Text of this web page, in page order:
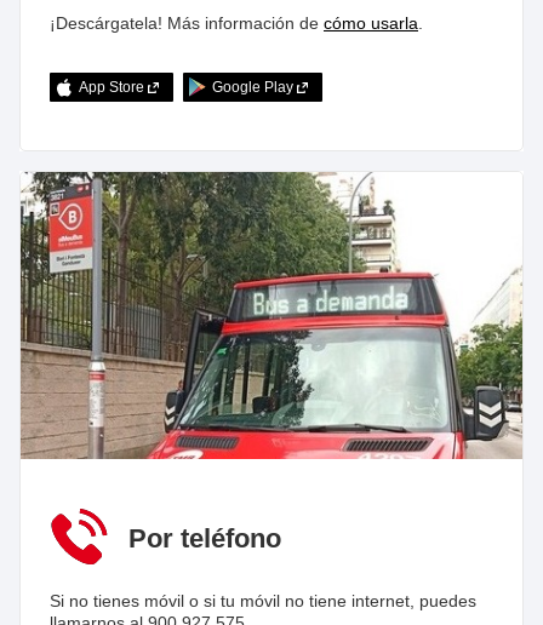
¡Descárgatela! Más información de cómo usarla
App Store Google Play
Por teléfono
Si no tienes móvil o si tu móvil no tiene internet, puedes